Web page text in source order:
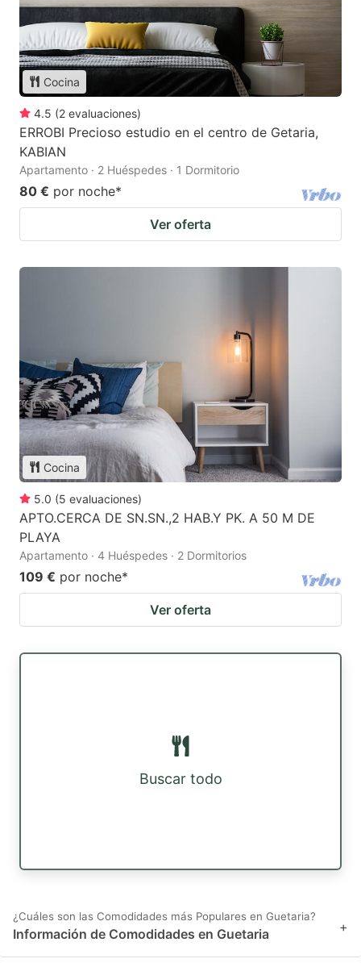
Cocina
4.5 (2 evaluaciones)
ERROBI Precioso estudio en el centro de Getaria,
KABIAN
Apartamento · 2 Huéspedes · 1 Dormitorio
80 € por noche*
Ver oferta
Cocina
5.0 (5 evaluaciones)
APTO.CERCA DE SN.SN.,2 HAB.Y PK. A 50 M DE
PLAYA
Apartamento · 4 Huéspedes · 2 Dormitorios
109 € por noche*
Ver oferta
Buscar todo
¿Cuáles son las Comodidades más Populares en Guetaria?
Información de Comodidades en Guetaria +